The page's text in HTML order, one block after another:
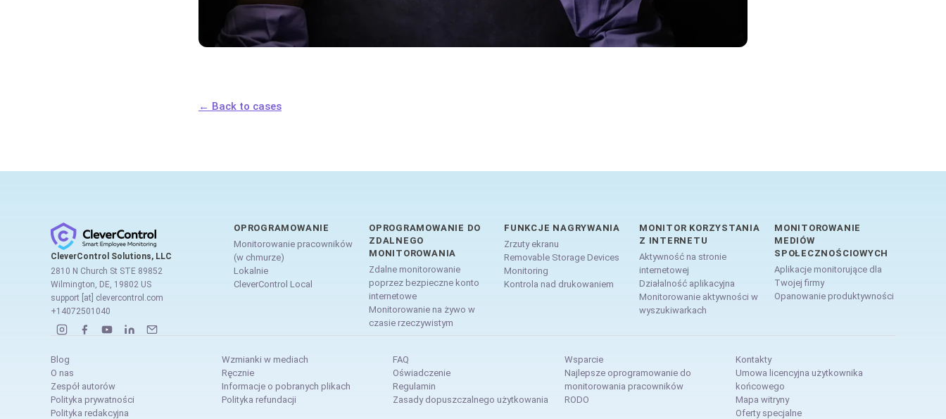
← Back to cases
CleverControl Solutions, LLC
2810 N Church St STE 89852
Wilmington, DE, 19802 US
support [at] clevercontrol.com
+14072501040
OPROGRAMOWANIE
Monitorowanie pracowników
(w chmurze)
Lokalnie
CleverControl Local
OPROGRAMOWANIE DO
ZDALNEGO
MONITOROWANIA
Zdalne monitorowanie
poprzez bezpieczne konto
internetowe
Monitorowanie na żywo w
czasie rzeczywistym
FUNKCJE NAGRYWANIA
Zrzuty ekranu
Removable Storage Devices
Monitoring
Kontrola nad drukowaniem
MONITOR KORZYSTANIA
Z INTERNETU
Aktywność na stronie
internetowej
Działalność aplikacyjna
Monitorowanie aktywności w
wyszukiwarkach
MONITOROWANIE
MEDIÓW
SPOŁECZNOŚCIOWYCH
Aplikacje monitorujące dla
Twojej firmy
Opanowanie produktywności
Blog
O nas
Zespół autorów
Polityka prywatności
Polityka redakcyjna
Wzmianki w mediach
Ręcznie
Informacje o pobranych plikach
Polityka refundacji
FAQ
Oświadczenie
Regulamin
Zasady dopuszczalnego użytkowania
Wsparcie
Najlepsze oprogramowanie do
monitorowania pracowników
RODO
Kontakty
Umowa licencyjna użytkownika
końcowego
Mapa witryny
Oferty specjalne